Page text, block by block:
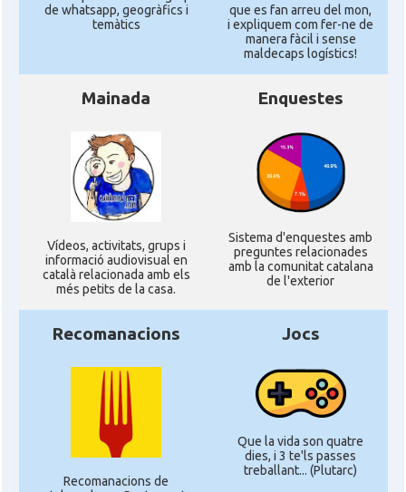
de whatsapp, geogràfics i
temàtics
que es fan arreu del mon,
i expliquem com fer-ne de
manera fàcil i sense
maldecaps logí­stics!
Mainada
Ví­deos, activitats, grups i
informació audiovisual en
català relacionada amb els
més petits de la casa.
Enquestes
Sistema d'enquestes amb
preguntes relacionades
amb la comunitat catalana
de l'exterior
Recomanacions
Recomanacions de
Jocs
Que la vida son quatre
dies, i 3 te'ls passes
treballant... (Plutarc)